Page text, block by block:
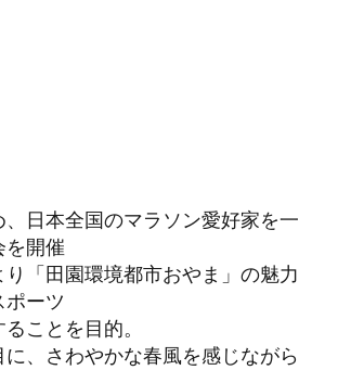
日本全国のマラソン愛好家を一
を開催
「田園環境都市おやま」の魅力
ーツ
ことを目的。​
、さわやかな春風を感じながら